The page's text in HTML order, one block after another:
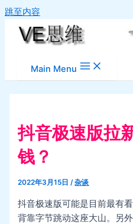
跳至内容
Main Menu
抖音极速版拉
钱？
2022年3月15日/杂谈
抖音极速版可能是目前最有
背靠字节跳动这座大山。另